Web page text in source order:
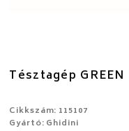
Tésztagép
Cikkszám: 115107
Gyártó: Ghidini